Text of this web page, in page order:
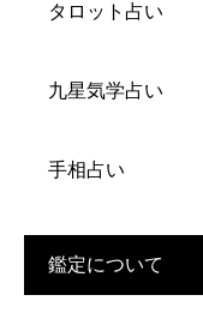
タロット占い
九星気学占い
手相占い
鑑定について